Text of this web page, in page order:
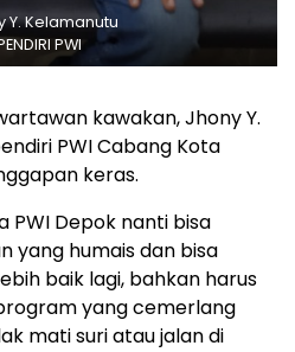
Y. Kelamanutu
PWI
kawakan, Jhony Y.
PWI Cabang Kota
keras.
PWI Depok nanti bisa
yang humais dan bisa
baik lagi, bahkan harus
yang cemerlang
mati suri atau jalan di